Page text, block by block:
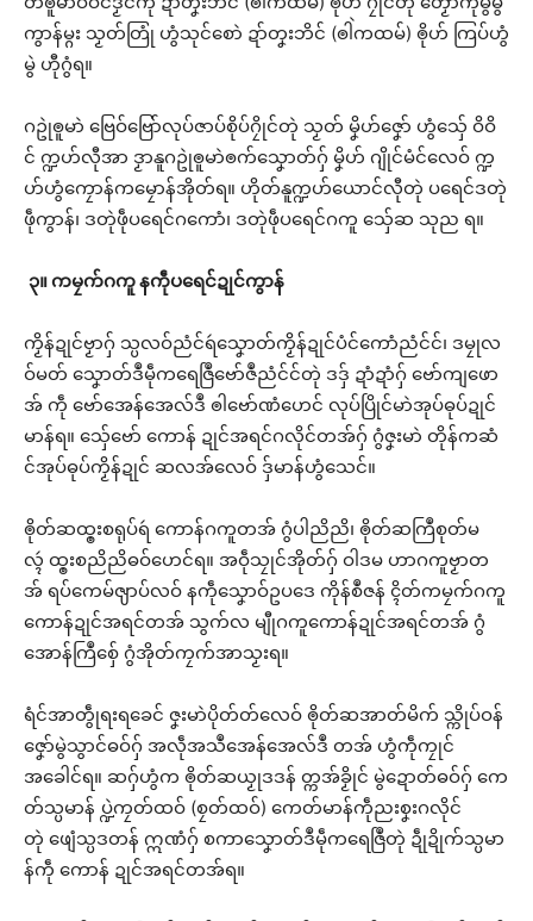
ကွာန်မ္ဂး သၟတ်တြုံ ဟွံသုင်စောဲ ဍာ်တၞးဘိင် (ၜါဲကထမ်) ၜိုဟ် ကြပ်ဟွံ
မွဲ ဟီုဂွံရ။
ဂဥုဲၜူမာဲ ဗြေဝ်ဗြော်လုပ်ဇာပ်စိုပ်ဂၠိုင်တုဲ သၟတ် မၞိဟ်ဇၞော် ဟွံသှ်ေ ဝိဝိ
င် က္ဍဟ်လီုအာ ဒၟာနူဂဥုဲၜူမာဲၜက်သၞောတ်ဂှ် မၞိဟ် ဂျိုင်မံင်လေဝ် က္ဍ
ဟ်ဟွံကၠောန်ကမၠောန်အိုတ်ရ။ ဟိုတ်နူက္ဍဟ်ယောင်လီုတုဲ ပရေင်ဒတုဲ
ဖဵုကွာန်၊ ဒတုဲဖဵုပရေင်ဂကောံ၊ ဒတုဲဖဵုပရေင်ဂကူ သှ်ေဆ သုည ရ။
၃။ကမၠက်ဂကူနကဵုပရေင်ဍုင်ကွာန်
ကၟိန်ဍုင်ဗၟာဂှ် သ္ပလဝ်ညံင်ရဴသၞောတ်ကၟိန်ဍုင်ပံင်ကောံညံင်င်၊ ဒမၠုလ
ဝ်မတ် သၞောတ်ဒဳမဵုကရေဇြဳဗော်ဇဳညံင်င်တုဲ ဒဒှ် ဍာံဍာံဂှ် ဗော်ကျဖော
အ် ကဵု ဗော်အေန်အေလ်ဒဳ ၜါဗော်ဏံဟေင် လုပ်ပြိုင်မာဲအုပ်ဓုပ်ဍုင်
မာန်ရ။ သှ်ေဗော် ကောန် ဍုင်အရင်ဂလိုင်တအ်ဂှ် ဂွံဇၞးမာဲ တိုန်ကဆံ
င်အုပ်ဓုပ်ကၟိန်ဍုင် ဆလအ်လေဝ် ဒှ်မာန်ဟွံသေင်။
ၜိုတ်ဆထ္ၜးစရုပ်ရဴ ကောန်ဂကူတအ် ဂွံပါညိညိ၊ ၜိုတ်ဆကြဳစုတ်မ
လ္ၚဴ ထ္ၜးစညိညိဓဝ်ဟေင်ရ။ အဝဵုသၠုင်အိုတ်ဂှ် ဝါဒမ ဟာဂကူဗၟာတ
အ် ရပ်ကေမ်ၛာပ်လဝ် နကဵုသၞောဝ်ဥပဒေ ကိုန်စဳဇန် ၚိတ်ကမၠက်ဂကူ
ကောန်ဍုင်အရင်တအ် သွက်လ မျီုဂကူကောန်ဍုင်အရင်တအ် ဂွံ
အောန်ကြဳစှ်ေ ဂွံအိုတ်ကၠက်အာသၟးရ။
ရံင်အာတွဵုရးရခေင် ဇၞးမာဲပိုတ်တ်လေဝ် ၜိုတ်ဆအာတ်မိက် သ္ကိုပ်ဝန်
ဇၞော်မွဲသွာင်ဓဝ်ဂှ် အလဵုအသဳအေန်အေလ်ဒဳ တအ် ဟွံကဵုကၠုင်
အခေါင်ရ။ ဆဂှ်ဟွံက ၜိုတ်ဆယၟုဒဒန် တ္ကအ်ခၟိုင် မွဲဍောတ်ဓဝ်ဂှ် ကေ
တ်သ္ပမာန် ပ္ဍဲကၠတ်ထဝ် (စၠတ်ထဝ်) ကေတ်မာန်ကဵုညးစၞးဂလိုင်
တုဲ ဖျေံသ္ပဒတန် ဣဏံဂှ် စကာသၞောတ်ဒဳမဵုကရေဇြဳတုဲ ဍဵုဍိုက်သ္ပမာ
န်ကဵု ကောန် ဍုင်အရင်တအ်ရ။